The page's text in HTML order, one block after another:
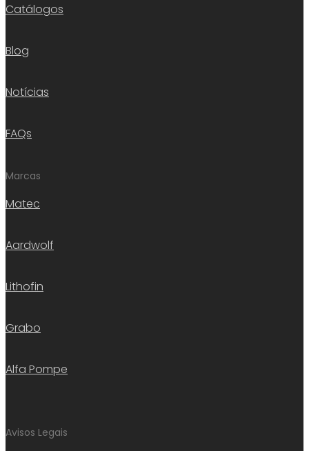
Catálogos
Blog
Notícias
FAQs
Marcas
Matec
Aardwolf
Lithofin
Grabo
Alfa Pompe
Avisos Legais